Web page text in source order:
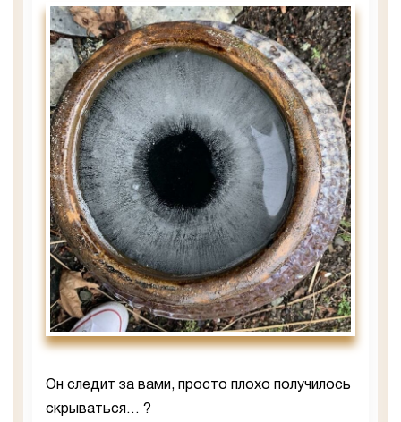
Он следит за вами, просто плохо получилось
скрываться… ?